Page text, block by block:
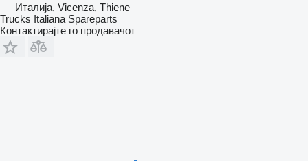
Италија, Vicenza, Thiene
Trucks Italiana Spareparts
Контактирајте го продавачот